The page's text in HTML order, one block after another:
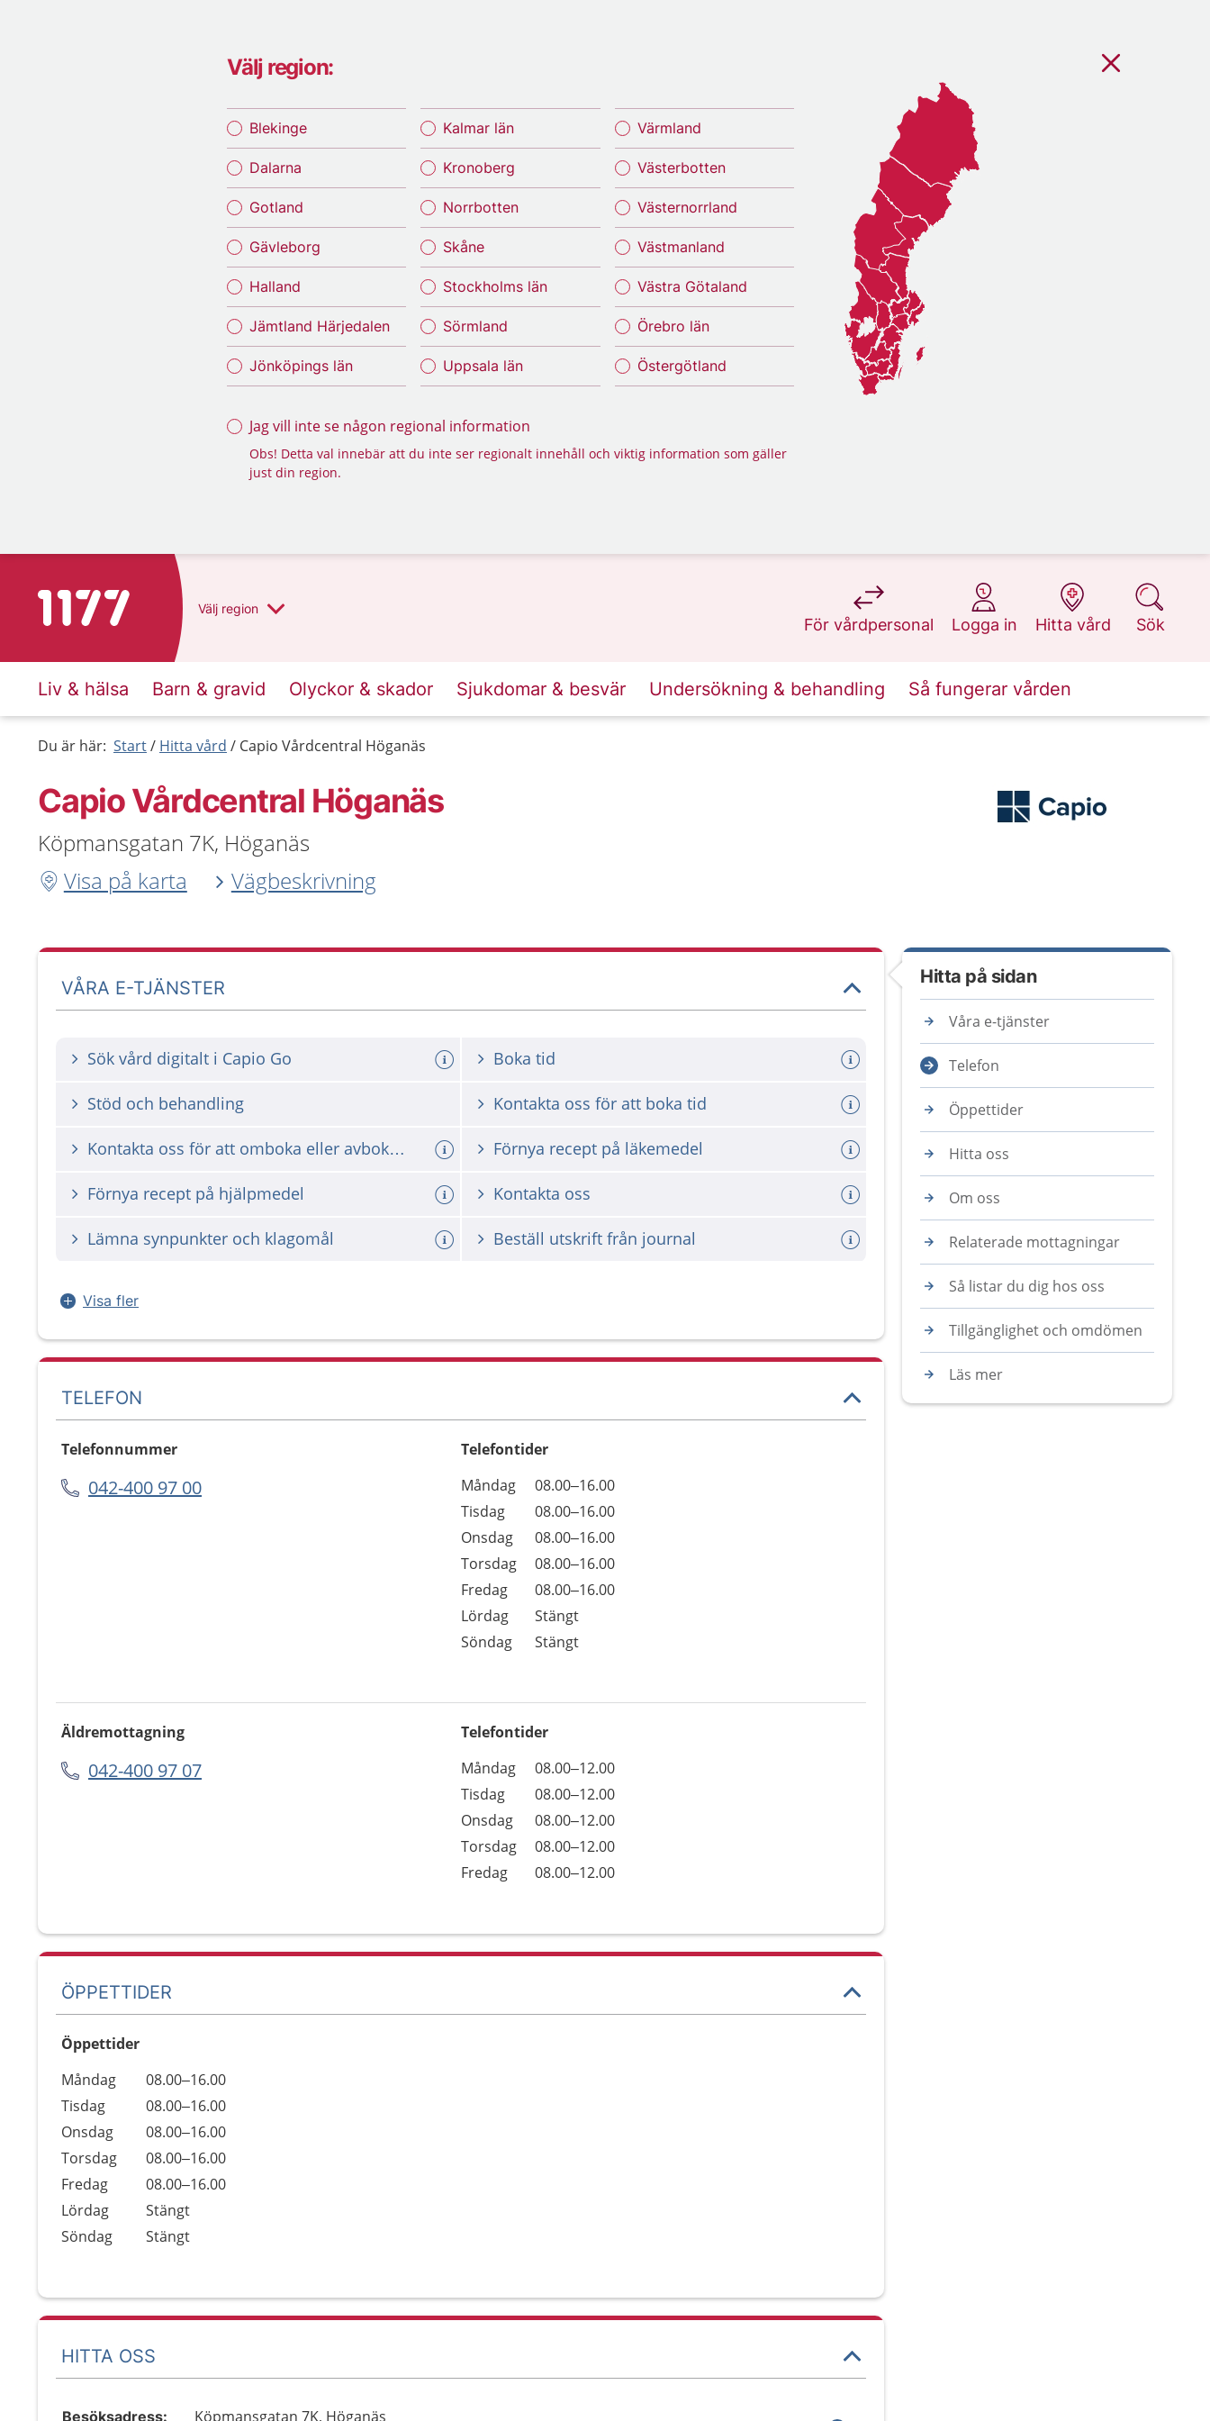
Välj region:
Blekinge
Dalarna
Gotland
Gävleborg
Halland
Jämtland Härjedalen
Jönköpings län
Kalmar län
Kronoberg
Norrbotten
Skåne
Stockholms län
Sörmland
Uppsala län
Värmland
Västerbotten
Västernorrland
Västmanland
Västra Götaland
Örebro län
Östergötland
Jag vill inte se någon regional information
Obs! Detta val innebär att du inte ser regionalt innehåll och viktig information som gäller
just din region.
Till startsidan för 1177 Välj region
För vårdpersonal
på 1177.se
Logga in
på 1177.se
Hitta vård
på 1177.se
Sök
på 1177.se
Liv & hälsa Barn & gravid Olyckor & skador Sjukdomar & besvär Undersökning & behandling Så fungerar vården
Du är här: Start Hitta vård Capio Vårdcentral Höganäs
Capio Vårdcentral Höganäs
Köpmansgatan 7K, Höganäs
Visa på karta
Vägbeskrivning
VÅRA E-TJÄNSTER
Sök vård digitalt i Capio Go Boka tid
Stöd och behandling Kontakta oss för att boka tid
Kontakta oss för att omboka eller avboka tid Förnya recept på läkemedel
Förnya recept på hjälpmedel Kontakta oss
Lämna synpunkter och klagomål Beställ utskrift från journal
Visa fler
TELEFON
Telefonnummer
042-400 97 00
Telefontider
Dag
Öppettider
Kommentarer
Måndag
08.00–16.00
Tisdag
08.00–16.00
Onsdag
08.00–16.00
Torsdag
08.00–16.00
Fredag
08.00–16.00
Lördag
Stängt
Söndag
Stängt
Äldremottagning
042-400 97 07
Telefontider
Dag
Öppettider
Kommentarer
Måndag
08.00–12.00
Tisdag
08.00–12.00
Onsdag
08.00–12.00
Torsdag
08.00–12.00
Fredag
08.00–12.00
ÖPPETTIDER
Öppettider
Dag
Öppettider
Kommentarer
Måndag
08.00–16.00
Tisdag
08.00–16.00
Onsdag
08.00–16.00
Torsdag
08.00–16.00
Fredag
08.00–16.00
Lördag
Stängt
Söndag
Stängt
HITTA OSS
Besöksadress: Köpmansgatan 7K, Höganäs
Hitta på sidan
Våra e-tjänster
Telefon
Öppettider
Hitta oss
Om oss
Relaterade mottagningar
Så listar du dig hos oss
Tillgänglighet och omdömen
Läs mer